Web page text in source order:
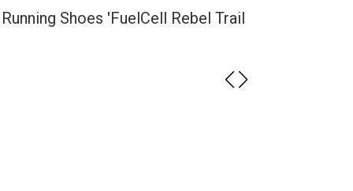
Shoes 'FuelCell Rebel Trail